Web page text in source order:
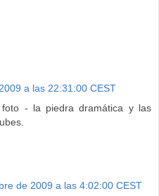
a las 22:31:00 CEST
- la piedra dramática y las
de 2009 a las 4:02:00 CEST